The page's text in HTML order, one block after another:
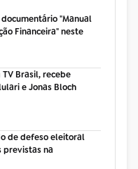
"Manual
Financeira" neste
TV Brasil, recebe
e Jonas Bloch
de defeso eleitoral
previstas na